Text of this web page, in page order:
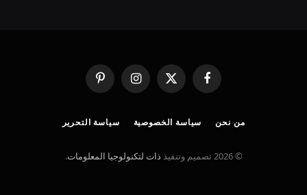
فيسبوك
X
(Twitter)
الانستغرامبينتيريست
من نحن سياسة الخصوصية سياسة التحرير
© 2026 تصميم وتنفيذ ذات لتكنولوجيا المعلومات.